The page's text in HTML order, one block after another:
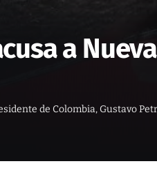
a
de Colombia, Gustavo